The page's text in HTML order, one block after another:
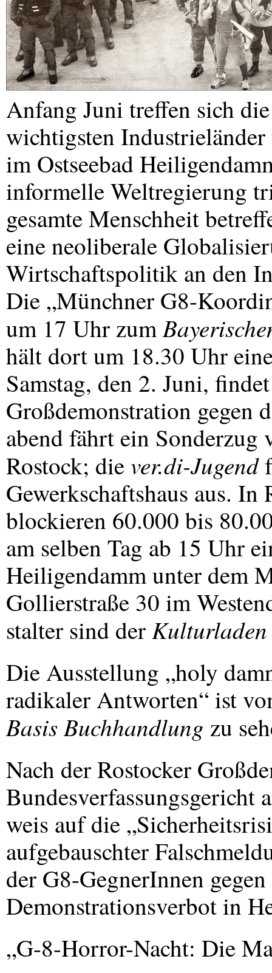
Anfang Juni treffen sich
wichtigsten
im Ostseebad
informelle Weltregierung
gesamte Menschheit
eine neoliberale
Wirtschaftspolitik an den
Die „Münchner G8-
um 17 Uhr zum
hält dort um 18.30 Uhr
Samstag, den 2. Juni,
Großdemonstration gegen
abend fährt ein Sonderzug
Rostock; diever.di-Jugend
Gewerkschaftshaus aus.
blockieren 60.000 bis
am selben Tag ab 15 Uhr
Heiligendamm unter dem
Gollierstraße 30 im
stalter sind derKulturladen
Die Ausstellung „holy
radikaler Antworten“ ist
Basis Buchhandlung zu
Nach der Rostocker
Bundesverfassungsgericht
weis auf die
aufgebauschter
der G8-GegnerInnen
Demonstrationsverbot in
„G-8-Horror-Nacht: Die